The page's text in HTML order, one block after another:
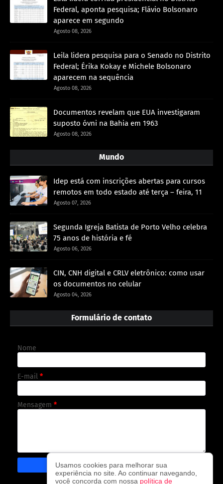
Federal, aponta pesquisa; Flávio Bolsonaro
aparece em segundo
Agosto 08, 2026
Leila lidera pesquisa para o Senado no Distrito
Federal; Érika Kokay e Michele Bolsonaro
aparecem na sequência
Agosto 08, 2026
Documentos revelam que EUA investigaram
suposto óvni na Bahia em 1963
Agosto 08, 2026
Mundo
Idep está com inscrições abertas para cursos
remotos em todo estado até terça – feira, 11
Agosto 07, 2026
Segunda Igreja Batista de Porto Velho celebra
75 anos de história e fé
Agosto 06, 2026
CIN, CNH digital e CRLV eletrônico: como usar
os documentos no celular
Agosto 04, 2026
Formulário de contato
Nome
E-mail *
Mensagem *
Usamos cookies para melhorar sua
experiência no site. Ao continuar navegando,
você concorda com nossa política de